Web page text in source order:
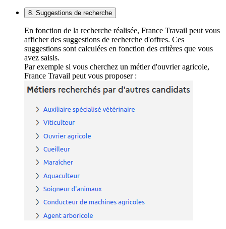
8. Suggestions de recherche
En fonction de la recherche réalisée, France Travail peut vous
afficher des suggestions de recherche d'offres. Ces
suggestions sont calculées en fonction des critères que vous
avez saisis.
Par exemple si vous cherchez un métier d'ouvrier agricole,
France Travail peut vous proposer :